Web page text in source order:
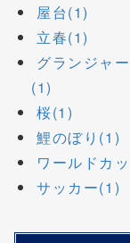
屋台(1)
立春(1)
グランジャ
(1)
桜(1)
鯉のぼり(1)
ワールドカ
サッカー(1)